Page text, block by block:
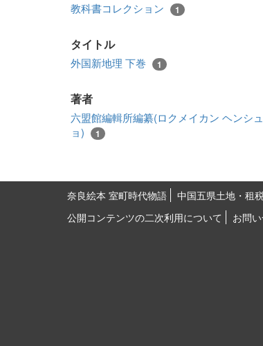
教科書コレクション 1
タイトル
外国新地理 下巻 1
著者
六盟館編輯所編纂(ロクメイカン ヘンシ
ョ)
1
奈良絵本 室町時代物語 中国五県土地・租
公開コンテンツの二次利用について
お問